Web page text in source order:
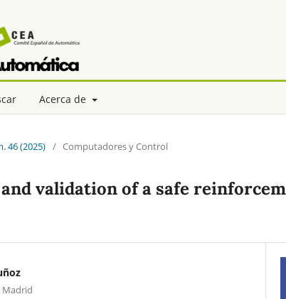
Acerca de
46 (2025) / Computadores y Control
validation of a safe
Madrid